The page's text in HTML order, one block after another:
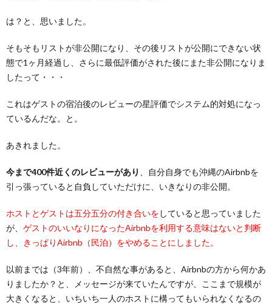
は？と、思いました。
そもそもリストが非公開になり、その後リストが公開にできない状
態で1ヶ月経過し、さらに最低評価がされた後にまた非公開になりま
したって・・・
これはゲストの宿泊後のレビューの星評価でシステム的対処になっ
ているんだな。と。
あきれました。
今まで400件近くのレビューがあり
、自分自身でも沖縄のAirbnbを
引っ張っていると自負していただけに、いきなりの非公開。
ホストとゲストは五分五分の付き合いを していると思っていました
が、 ゲストのいいなりになったAirbnbを利用する意味はないと判断
し、きっぱりAirbnb（民泊）をやめることにしました。
以前までは（3年前）、不自然な事があると、Airbnbの方から何かあ
りましたか？と、メッセージが来ていたんですが、ここまで規模が
大きくなると、いちいち一人のホストに構ってもいられなくなるの